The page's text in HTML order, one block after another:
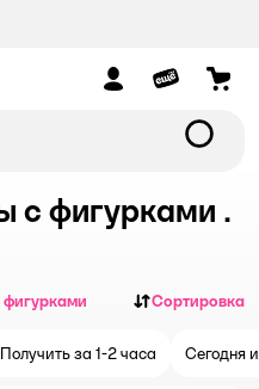
с фигурками .
Сортировка
Получить за 1-2 часа Сегодня